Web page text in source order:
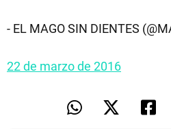
- EL MAGO SIN DIENTES
22 de marzo de 2016